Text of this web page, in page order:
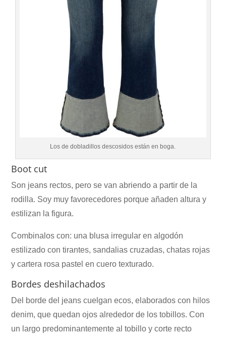
Los de dobladillos descosidos están en boga.
Boot cut
Son jeans rectos, pero se van abriendo a partir de la
rodilla. Soy muy favorecedores porque añaden altura y
estilizan la figura.
Combinalos con: una blusa irregular en algodón
estilizado con tirantes, sandalias cruzadas, chatas rojas
y cartera rosa pastel en cuero texturado.
Bordes deshilachados
Del borde del jeans cuelgan ecos, elaborados con hilos
denim, que quedan ojos alrededor de los tobillos. Con
un largo predominantemente al tobillo y corte recto